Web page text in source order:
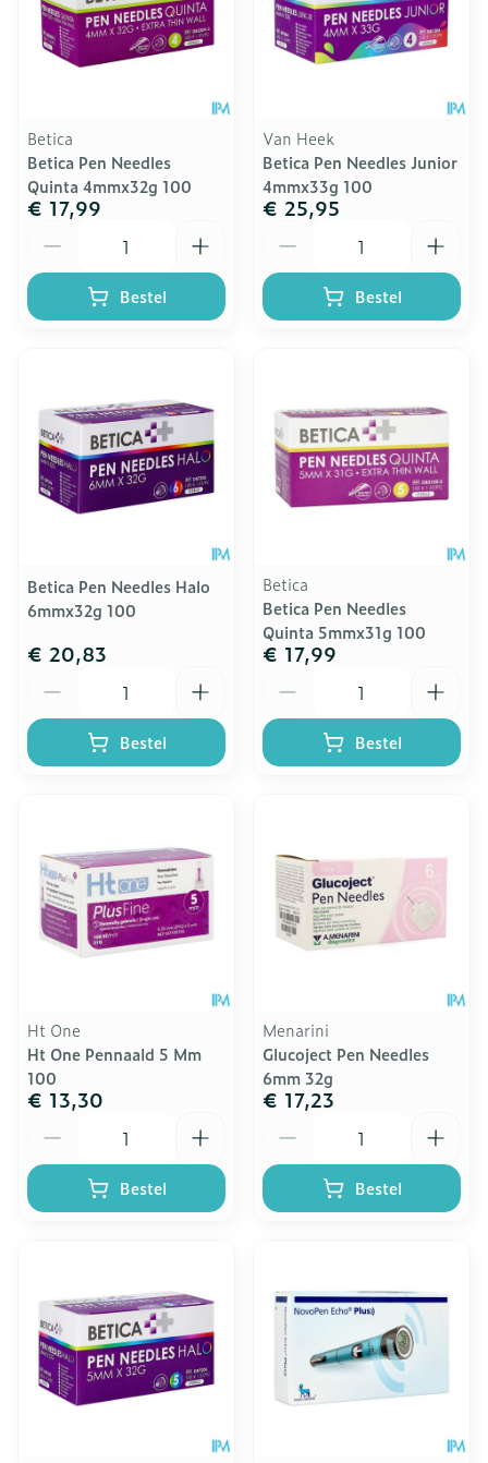
Betica
Betica Pen Needles
Quinta 4mmx32g 100
€ 17,99
Bestel
Van Heek
Betica Pen Needles Junior
4mmx33g 100
€ 25,95
Bestel
Betica Pen Needles Halo
6mmx32g 100
€ 20,83
Bestel
Betica
Betica Pen Needles
Quinta 5mmx31g 100
€ 17,99
Bestel
Ht One
Ht One Pennaald 5 Mm
100
€ 13,30
Bestel
Menarini
Glucoject Pen Needles
6mm 32g
€ 17,23
Bestel